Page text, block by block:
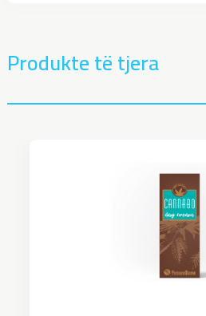
Produkte të tjera